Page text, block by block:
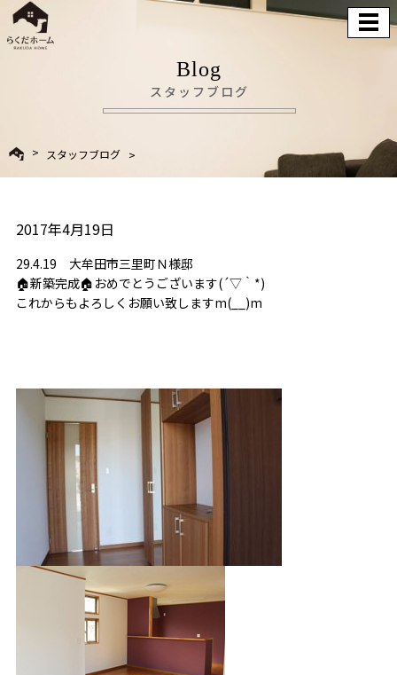
Blog
スタッフブログ
スタッフブログ
2017年4月19日
29.4.19 大牟田市三里町Ｎ様邸
🏠新築完成🏠 おめでとうございます(´▽｀*)
これからもよろしくお願い致しますm(__)m